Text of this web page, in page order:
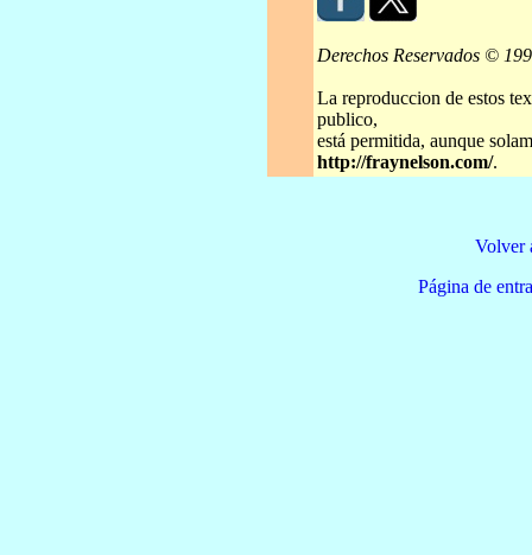
Derechos Reservados ©
La reproduccion de estos
publico,
está permitida, aunque
http://fraynelson.com/.
Volver
Página de